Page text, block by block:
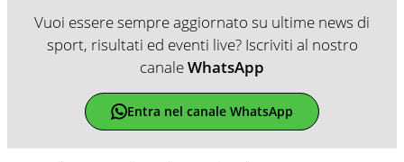
Vuoi essere sempre aggiornato su ultime news di
sport, risultati ed eventi live? Iscriviti al nostro
canaleWhatsApp
Entra nel canale WhatsApp